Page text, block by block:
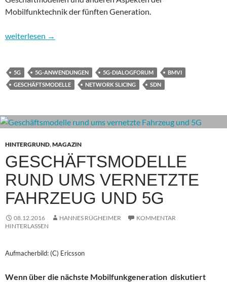
Mobilfunktechnik der fünften Generation.
Unser großes Sommer-Themenspecial: 5G – Technik,
weiterlesen →
5G 5G-ANWENDUNGEN 5G-DIALOGFORUM
BMVI
GESCHÄFTSMODELLE
NETWORK SLICING SDN
HINTERGRUND,MAGAZIN
GESCHÄFTSMODELLE
RUND UMS VERNETZTE
FAHRZEUG UND 5G
08.12.2016 HANNES RÜGHEIMER
KOMMENTAR
HINTERLASSEN
Aufmacherbild: (C) Ericsson
Wenn über die nächste Mobilfunkgeneration diskutiert